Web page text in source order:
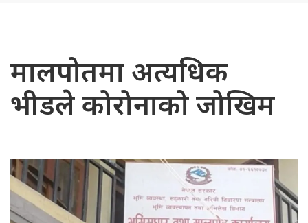
मालपोतमा अत्यधिक
भीडले कोरोनाको जोखिम